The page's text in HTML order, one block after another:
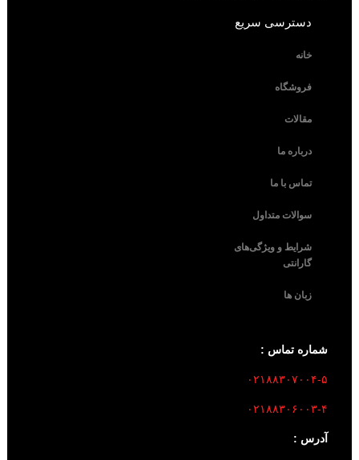
دسترسی سریع
خانه
فروشگاه
مقالات
درباره ما
تماس با ما
سوالات متداول
شرایط و ویژگی‌های
گارانتی
زبان ها
شماره تماس :
۰۲۱۸۸۳۰۷۰۰۴-۵
۰۲۱۸۸۳۰۶۰۰۳-۴
آدرس :